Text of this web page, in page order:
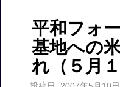
平和フォ
基地への
れ（５月